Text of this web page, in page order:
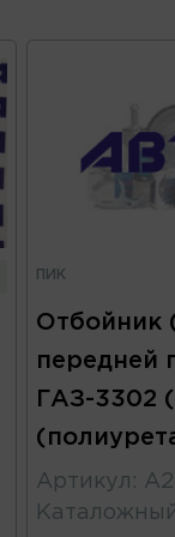
ПИК
Отбойник
передней
ГАЗ-3302
Артикул :